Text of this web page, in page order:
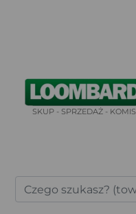
SKUP - SPRZEDAŻ - KOMIS